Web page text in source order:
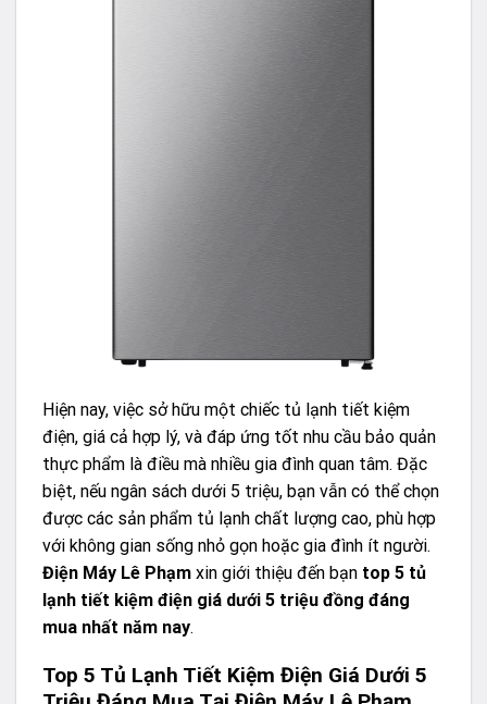
Hiện nay, việc sở hữu một chiếc tủ lạnh tiết kiệm
điện, giá cả hợp lý, và đáp ứng tốt nhu cầu bảo quản
thực phẩm là điều mà nhiều gia đình quan tâm. Đặc
biệt, nếu ngân sách dưới 5 triệu, bạn vẫn có thể chọn
được các sản phẩm tủ lạnh chất lượng cao, phù hợp
với không gian sống nhỏ gọn hoặc gia đình ít người.
Điện Máy Lê Phạm xin giới thiệu đến bạn top 5 tủ
lạnh tiết kiệm điện giá dưới 5 triệu đồng đáng
mua nhất năm nay.
Top 5 Tủ Lạnh Tiết Kiệm Điện Giá Dưới 5